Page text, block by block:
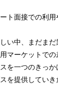
ト面接での利
い中、まだま
マーケットでの
を一つのきっ
を提供していき